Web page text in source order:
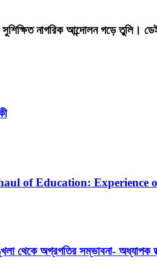
নাগরিক আন্দোলন গড়ে তুলি।
of Education:
থেকে অগ্রগতির সম্ভাবনা- অধ্যাপক